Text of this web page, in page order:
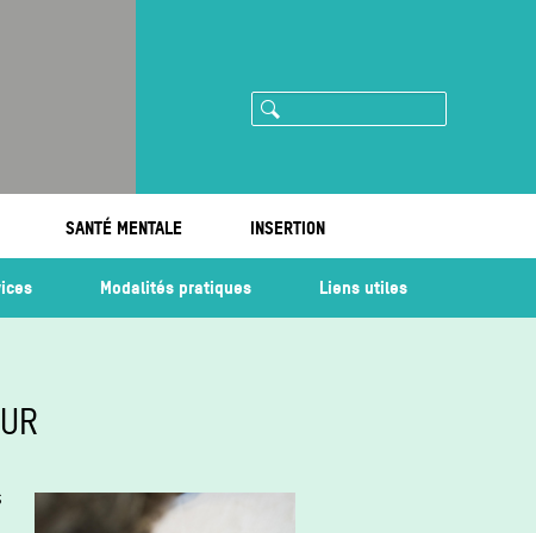
Rechercher
SANTÉ MENTALE INSERTION
Modalités pratiques Liens utiles